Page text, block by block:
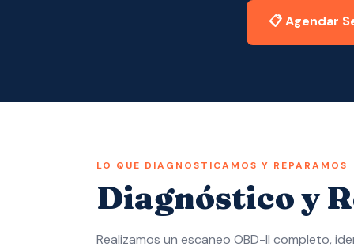
📋 Agendar
LO QUE DIAGNOSTICAMOS Y REPARAMOS
Diagnóstico y
Realizamos un escaneo OBD-II completo,